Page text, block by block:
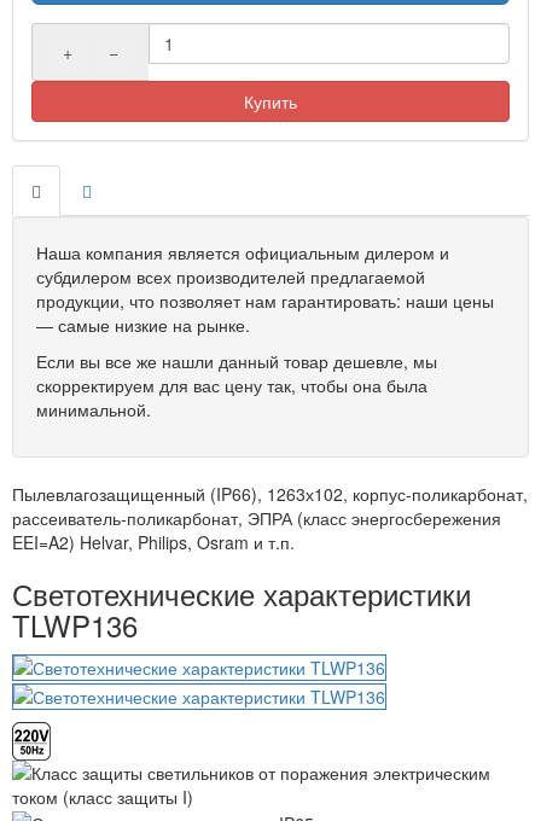
+ −
Купить
Наша компания является официальным дилером и
субдилером всех производителей предлагаемой
продукции, что позволяет нам гарантировать: наши цены
— самые низкие на рынке.
Если вы все же нашли данный товар дешевле, мы
скорректируем для вас цену так, чтобы она была
минимальной.
Пылевлагозащищенный (IP66), 1263х102, корпус-поликарбонат,
рассеиватель-поликарбонат, ЭПРА (класс энергосбережения
EEI=A2) Helvar, Philips, Osram и т.п.
Светотехнические характеристики
TLWP136